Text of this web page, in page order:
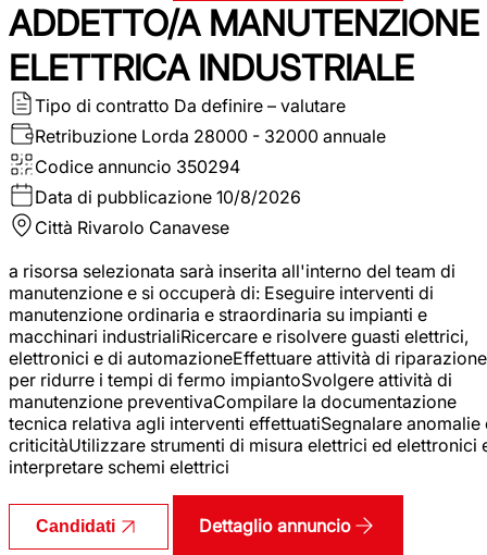
ADDETTO/A MANUTENZIONE
ELETTRICA INDUSTRIALE
Tipo di contratto Da definire – valutare
Retribuzione Lorda 28000 - 32000 annuale
Codice annuncio 350294
Data di pubblicazione 10/8/2026
Città Rivarolo Canavese
a risorsa selezionata sarà inserita all'interno del team di
manutenzione e si occuperà di: Eseguire interventi di
manutenzione ordinaria e straordinaria su impianti e
macchinari industrialiRicercare e risolvere guasti elettrici,
elettronici e di automazioneEffettuare attività di riparazione
per ridurre i tempi di fermo impiantoSvolgere attività di
manutenzione preventivaCompilare la documentazione
tecnica relativa agli interventi effettuatiSegnalare anomalie
criticitàUtilizzare strumenti di misura elettrici ed elettronici
interpretare schemi elettrici
Candidati Dettaglio annuncio